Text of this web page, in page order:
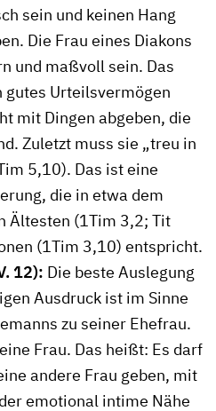
sein und keinen Hang
Die Frau eines Diakons
und maßvoll sein. Das
gutes Urteilsvermögen
mit Dingen abgeben, die
Zuletzt muss sie „treu in
5,10). Das ist eine
die in etwa dem
Ältesten (1Tim 3,2; Tit
(1Tim 3,10) entspricht.
12): Die beste Auslegung
Ausdruck ist im Sinne
zu seiner Ehefrau.
Frau. Das heißt: Es darf
andere Frau geben, mit
emotional intime Nähe